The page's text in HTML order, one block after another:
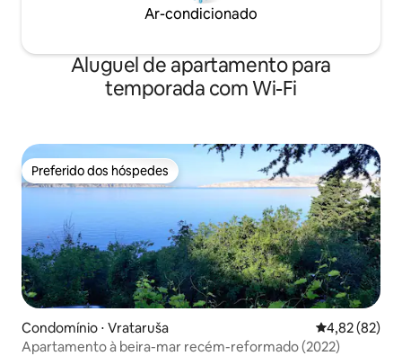
Ar-condicionado
Aluguel de apartamento para
temporada com Wi-Fi
Preferido dos hóspedes
Preferido dos hóspedes
Condomínio ⋅ Vrataruša 4,82 de uma
4,82 (82)
Apartamento à beira-mar recém-reformado (2022)